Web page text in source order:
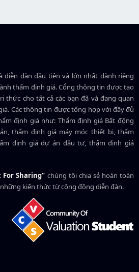
diễn đàn đầu tiên và lớn nhất dành riêng
thẩm định giá. Cổng thông tin được tạo
thức cho tất cả các bạn đã và đang quan
Các thông tin được tổng hợp với đầy đủ
định giá như: Thẩm định giá Bất động
thẩm định giá máy móc thiết bị, thẩm
định giá dự án đầu tư, thẩm định giá
For Sharing" chúng tôi chia sẻ hoàn toàn
kiến thức từ cộng đồng diễn đàn.